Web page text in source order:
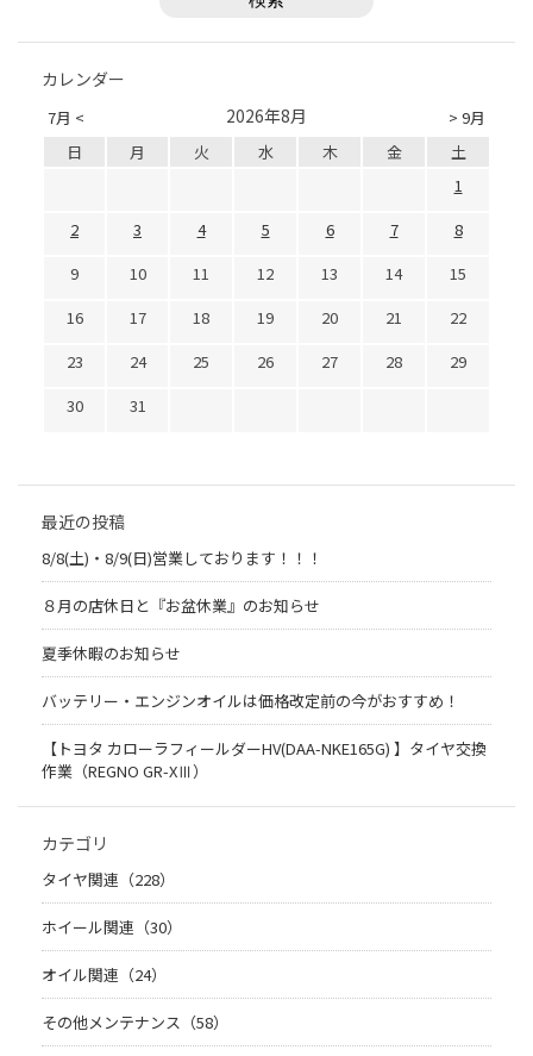
カレンダー
7月 < > 9月
2026年8月
日 月 火 水 木 金
土
1
2
3 4 5 6 7
8
9
10 11 12 13 14
15
16
17 18 19 20 21
22
23
24 25 26 27 28
29
30
31
最近の投稿
8/8(土)・8/9(日)営業しております！！！
８月の店休日と『お盆休業』のお知らせ
夏季休暇のお知らせ
バッテリー・エンジンオイルは価格改定前の今がおすすめ！
【トヨタ カローラフィールダーHV(DAA-NKE165G) 】タイヤ交換
作業（REGNO GR-XⅢ）
カテゴリ
タイヤ関連（228）
ホイール関連（30）
オイル関連（24）
その他メンテナンス（58）